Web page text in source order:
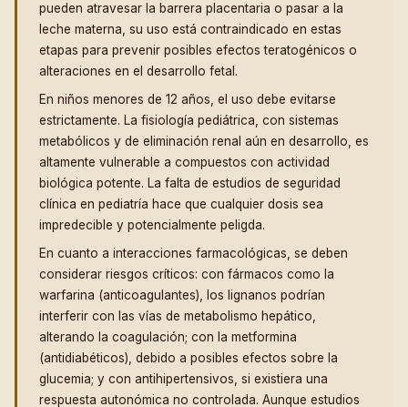
pueden atravesar la barrera placentaria o pasar a la
leche materna, su uso está contraindicado en estas
etapas para prevenir posibles efectos teratogénicos o
alteraciones en el desarrollo fetal.
En niños menores de 12 años, el uso debe evitarse
estrictamente. La fisiología pediátrica, con sistemas
metabólicos y de eliminación renal aún en desarrollo, es
altamente vulnerable a compuestos con actividad
biológica potente. La falta de estudios de seguridad
clínica en pediatría hace que cualquier dosis sea
impredecible y potencialmente peligda.
En cuanto a interacciones farmacológicas, se deben
considerar riesgos críticos: con fármacos como la
warfarina (anticoagulantes), los lignanos podrían
interferir con las vías de metabolismo hepático,
alterando la coagulación; con la metformina
(antidiabéticos), debido a posibles efectos sobre la
glucemia; y con antihipertensivos, si existiera una
respuesta autonómica no controlada. Aunque estudios